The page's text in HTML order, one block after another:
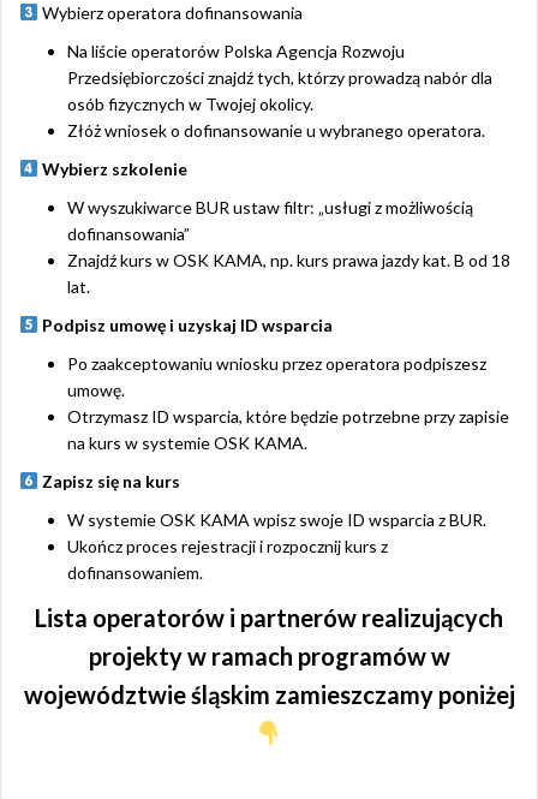
Wybierz operatora dofinansowania
Na liście operatorów Polska Agencja Rozwoju
Przedsiębiorczości znajdź tych, którzy prowadzą nabór dla
osób fizycznych w Twojej okolicy.
Złóż wniosek o dofinansowanie u wybranego operatora.
Wybierz szkolenie
W wyszukiwarce BUR ustaw filtr: „usługi z możliwością
dofinansowania”
Znajdź kurs w OSK KAMA, np. kurs prawa jazdy kat. B od 18
lat.
Podpisz umowę i uzyskaj ID wsparcia
Po zaakceptowaniu wniosku przez operatora podpiszesz
umowę.
Otrzymasz ID wsparcia, które będzie potrzebne przy zapisie
na kurs w systemie OSK KAMA.
Zapisz się na kurs
W systemie OSK KAMA wpisz swoje ID wsparcia z BUR.
Ukończ proces rejestracji i rozpocznij kurs z
dofinansowaniem.
Lista operatorów i partnerów realizujących
projekty w ramach programów w
województwie śląskim zamieszczamy poniżej